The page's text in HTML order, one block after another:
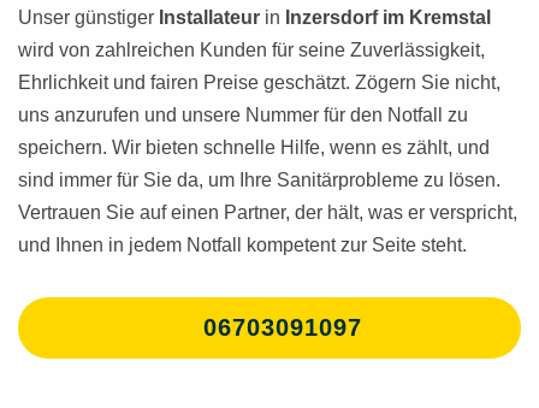
Unser günstiger Installateur in Inzersdorf im Kremstal
wird von zahlreichen Kunden für seine Zuverlässigkeit,
Ehrlichkeit und fairen Preise geschätzt. Zögern Sie nicht,
uns anzurufen und unsere Nummer für den Notfall zu
speichern. Wir bieten schnelle Hilfe, wenn es zählt, und
sind immer für Sie da, um Ihre Sanitärprobleme zu lösen.
Vertrauen Sie auf einen Partner, der hält, was er verspricht,
und Ihnen in jedem Notfall kompetent zur Seite steht.
06703091097